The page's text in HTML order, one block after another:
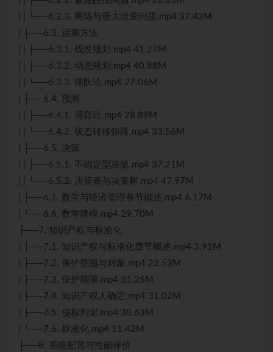
| | └──6.2.3. 网络与最大流量问题.mp4 37.42M
| ├──6.3. 运筹方法
| | ├──6.3.1. 线性规划.mp4 41.27M
| | ├──6.3.2. 动态规划.mp4 40.88M
| | └──6.3.3. 排队论.mp4 27.06M
| ├──6.4. 预测
| | ├──6.4.1. 博弈论.mp4 28.89M
| | └──6.4.2. 状态转移矩阵.mp4 33.56M
| ├──6.5. 决策
| | ├──6.5.1. 不确定型决策.mp4 37.21M
| | └──6.5.2. 决策表与决策树.mp4 47.97M
| ├──6.1. 数学与经济管理章节概述.mp4 6.17M
| └──6.6. 数学建模.mp4 29.70M
├──7. 知识产权与标准化
| ├──7.1. 知识产权与标准化章节概述.mp4 3.91M
| ├──7.2. 保护范围与对象.mp4 22.53M
| ├──7.3. 保护期限.mp4 31.25M
| ├──7.4. 知识产权人确定.mp4 31.02M
| ├──7.5. 侵权判定.mp4 38.63M
| └──7.6. 标准化.mp4 11.42M
├──8. 系统配置与性能评价